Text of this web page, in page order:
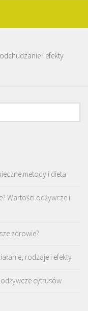
i efekty
metody i dieta
Wartości odżywcze i
zdrowie?
rodzaje i efekty
cytrusów